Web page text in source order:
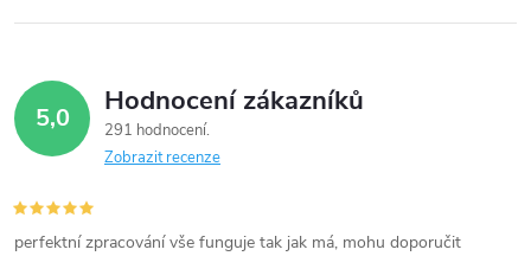
5,0 Hodnocení zákazníků
291 hodnocení
Zobrazit recenze
perfektní zpracování vše funguje tak jak má, mohu doporučit